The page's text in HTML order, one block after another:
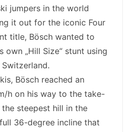
jumpers in the world
it out for the iconic Four
title, Bösch wanted to
own „Hill Size“ stunt using
Bösch reached an
h on his way to the take-
steepest hill in the
36-degree incline that